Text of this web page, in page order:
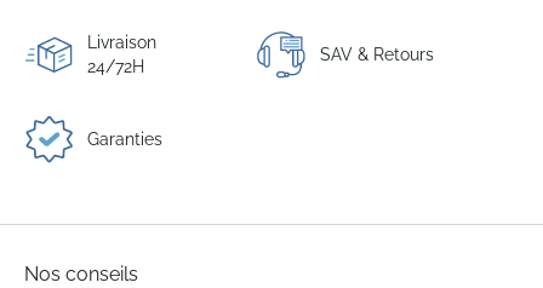
Livraison
24/72H
SAV & Retours
Garanties
Nos conseils